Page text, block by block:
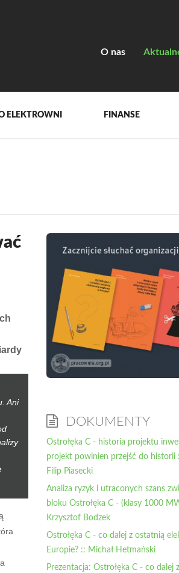
O nas
ELEKTROWNI FINANSE
Ani
DOKUMENTY
Ostrołęka C - historia projektu
projekt powinien przejść do historii
Filip Piasecki
Analiza ryzyk i utraconych szans
bloku Ostrołęka C - (klasy 1000
Krzysztof Bodzek
Ostrołęka C - co dalej z ostatnią
Europie? :: Michał Hetmański
Prezentacja: Ostrołęka C - co dalej